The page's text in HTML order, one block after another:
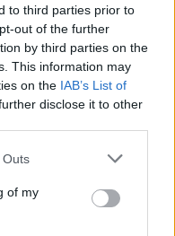
to third parties prior to
out of the further
by third parties on the
This information may
on the IAB’s List of
disclose it to other
Outs
of my